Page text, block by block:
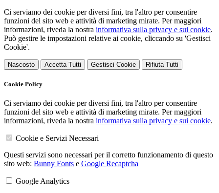
Ci serviamo dei cookie per diversi fini, tra l'altro per consentire
funzioni del sito web e attività di marketing mirate. Per maggiori
informazioni, riveda la nostra informativa sulla privacy e sui cookie.
Può gestire le impostazioni relative ai cookie, cliccando su 'Gestisci
Cookie'.
Nascosto Accetta Tutti Gestisci Cookie Rifiuta Tutti
Cookie Policy
Ci serviamo dei cookie per diversi fini, tra l'altro per consentire
funzioni del sito web e attività di marketing mirate. Per maggiori
informazioni, riveda la nostra informativa sulla privacy e sui cookie.
Cookie e Servizi Necessari
Questi servizi sono necessari per il corretto funzionamento di questo
sito web: Bunny Fonts e Google Recaptcha
Google Analytics